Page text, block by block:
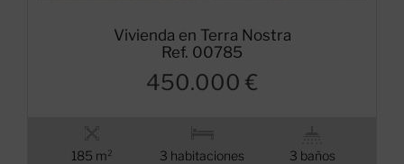
Vivienda en Terra Nostra
Ref. 00785
450.000 €
185 m² 3 habitaciones 3 baños